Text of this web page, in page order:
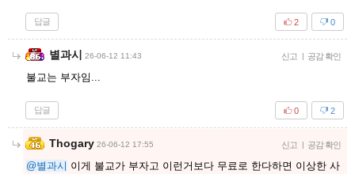
답글 0
2
별과시 26-06-12 11:43 신고 | 공감 확인
불교는 부자임...
답글 2
0
Thogary 26-06-12 17:55 신고 | 공감 확인
@별과시 이게 불교가 부자고 이런거보다 무료로 한다하면 이상한 사